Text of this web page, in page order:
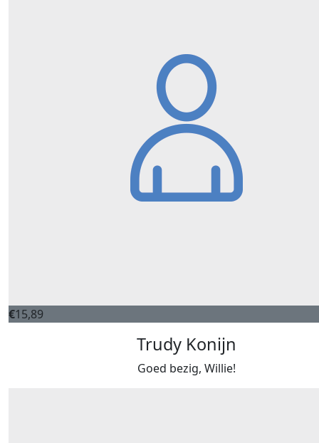
€15,89
Trudy Konijn
Goed bezig, Willie!